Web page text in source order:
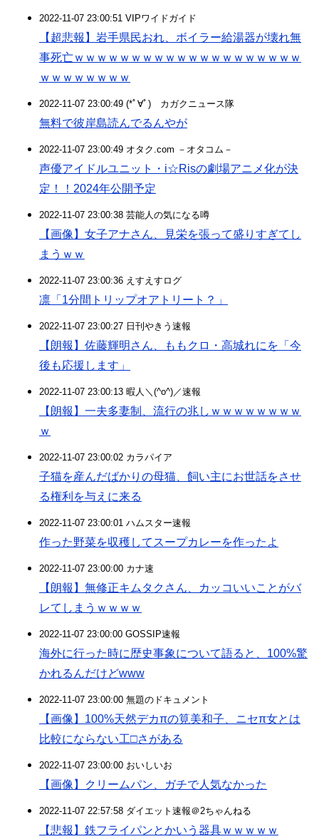
2022-11-07 23:00:51 VIPワイドガイド
【超悲報】岩手県民おれ、ボイラー給湯器が壊れ無
事死亡ｗｗｗｗｗｗｗｗｗｗｗｗｗｗｗｗｗｗｗｗ
ｗｗｗｗｗｗｗｗ
2022-11-07 23:00:49 (*ﾟ∀ﾟ)ゞカガクニュース隊
無料で彼岸島読んでるんやが
2022-11-07 23:00:49 オタク.com －オタコム－
声優アイドルユニット・i☆Risの劇場アニメ化が決
定！！2024年公開予定
2022-11-07 23:00:38 芸能人の気になる噂
【画像】女子アナさん、見栄を張って盛りすぎてし
まうｗｗ
2022-11-07 23:00:36 えすえすログ
凛「1分間トリップオアトリート？」
2022-11-07 23:00:27 日刊やきう速報
【朗報】佐藤輝明さん、ももクロ・高城れにを「今
後も応援します」
2022-11-07 23:00:13 暇人＼(^o^)／速報
【朗報】一夫多妻制、流行の兆しｗｗｗｗｗｗｗｗ
ｗ
2022-11-07 23:00:02 カラパイア
子猫を産んだばかりの母猫、飼い主にお世話をさせ
る権利を与えに来る
2022-11-07 23:00:01 ハムスター速報
作った野菜を収穫してスープカレーを作ったよ
2022-11-07 23:00:00 カナ速
【朗報】無修正キムタクさん、カッコいいことがバ
レてしまうｗｗｗｗ
2022-11-07 23:00:00 GOSSIP速報
海外に行った時に歴史事象について語ると、100%驚
かれるんだけどwww
2022-11-07 23:00:00 無題のドキュメント
【画像】100%天然デカπの筧美和子、ニセπ女とは
比較にならない工□さがある
2022-11-07 23:00:00 おいしいお
【画像】クリームパン、ガチで人気なかった
2022-11-07 22:57:58 ダイエット速報＠2ちゃんねる
【悲報】鉄フライパンとかいう器具ｗｗｗｗｗ